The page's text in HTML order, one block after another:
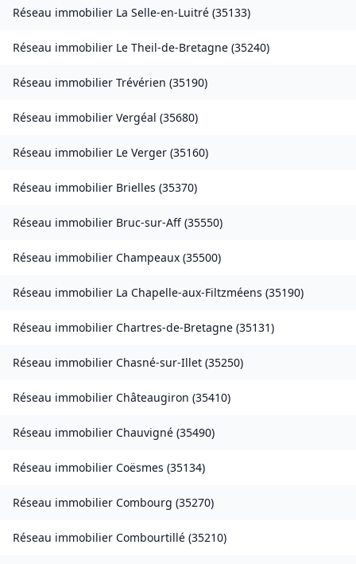
Réseau immobilier La Selle-en-Luitré (35133)
Réseau immobilier Le Theil-de-Bretagne (35240)
Réseau immobilier Trévérien (35190)
Réseau immobilier Vergéal (35680)
Réseau immobilier Le Verger (35160)
Réseau immobilier Brielles (35370)
Réseau immobilier Bruc-sur-Aff (35550)
Réseau immobilier Champeaux (35500)
Réseau immobilier La Chapelle-aux-Filtzméens (35190)
Réseau immobilier Chartres-de-Bretagne (35131)
Réseau immobilier Chasné-sur-Illet (35250)
Réseau immobilier Châteaugiron (35410)
Réseau immobilier Chauvigné (35490)
Réseau immobilier Coësmes (35134)
Réseau immobilier Combourg (35270)
Réseau immobilier Combourtillé (35210)